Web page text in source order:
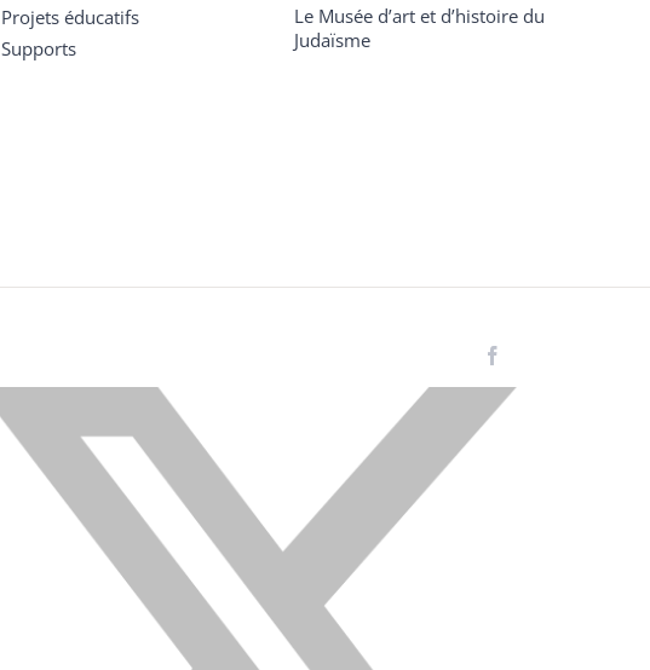
Projets éducatifs
Supports
Le Musée d’art et d’histoire du
Judaïsme